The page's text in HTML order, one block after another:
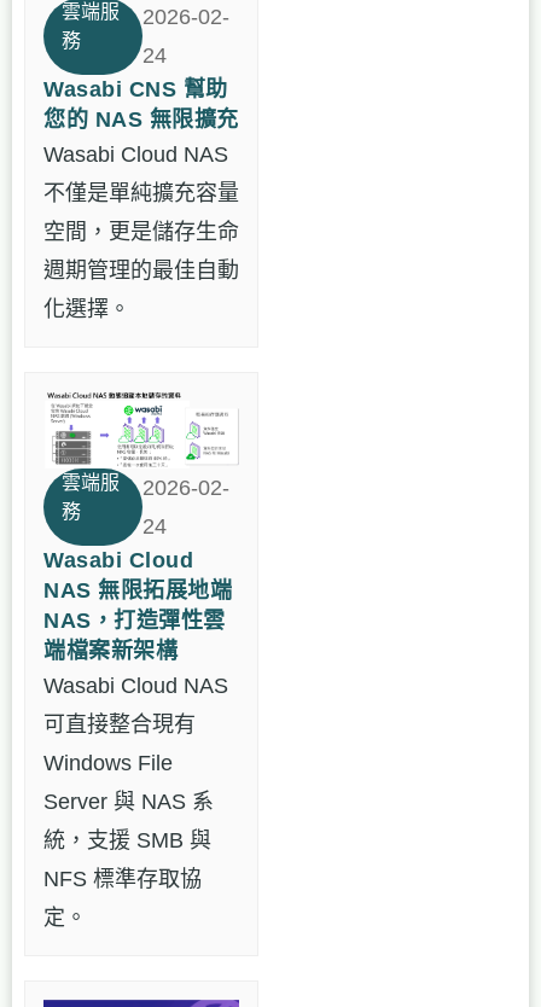
雲端服
務
2026-02-
24
Wasabi CNS 幫助
您的 NAS 無限擴充
Wasabi Cloud NAS
不僅是單純擴充容量
空間，更是儲存生命
週期管理的最佳自動
化選擇。
雲端服
務
2026-02-
24
Wasabi Cloud
NAS 無限拓展地端
NAS，打造彈性雲
端檔案新架構
Wasabi Cloud NAS
可直接整合現有
Windows File
Server 與 NAS 系
統，支援 SMB 與
NFS 標準存取協
定。